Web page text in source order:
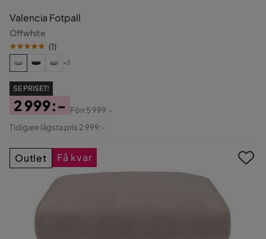
Valencia Fotpall
Offwhite
(1)
+3
SE PRISET!
Pris
2 999:-
Original
Förr5 999:-
Tidigare lägsta pris 2 999:-
Outlet Få kvar